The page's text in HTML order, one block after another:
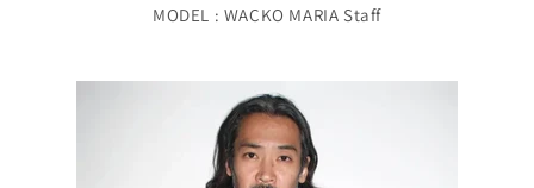
MODEL : WACKO MARIA Staff